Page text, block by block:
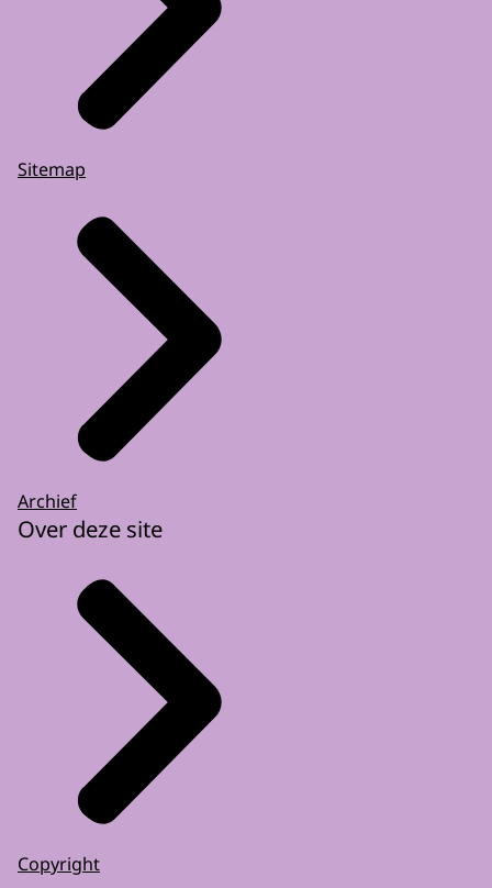
Sitemap
Archief
Over deze site
Copyright